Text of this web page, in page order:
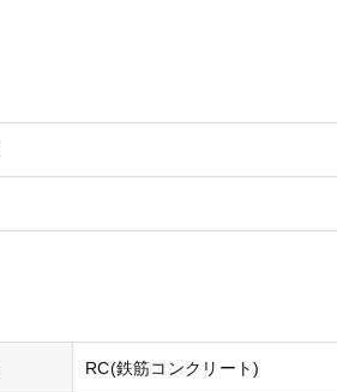
RC(鉄筋コンクリート)